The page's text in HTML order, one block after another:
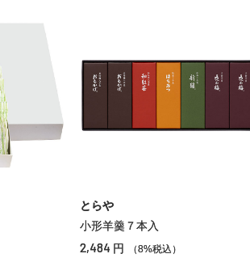
とらや
小形羊羹７本入
2,484 円 （8%税込）